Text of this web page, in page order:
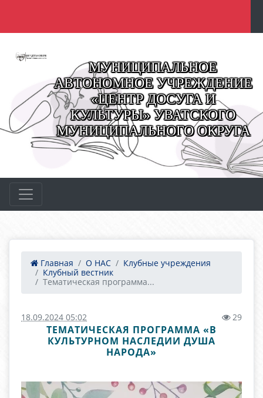
МУНИЦИПАЛЬНОЕ
АВТОНОМНОЕ УЧРЕЖДЕНИЕ
«ЦЕНТР ДОСУГА И
КУЛЬТУРЫ» УВАТСКОГО
МУНИЦИПАЛЬНОГО ОКРУГА
Главная О НАС
Клубные учреждения
Клубный вестник
Тематическая программа...
18.09.2024 05:02 29
ТЕМАТИЧЕСКАЯ ПРОГРАММА «В
КУЛЬТУРНОМ НАСЛЕДИИ ДУША
НАРОДА»